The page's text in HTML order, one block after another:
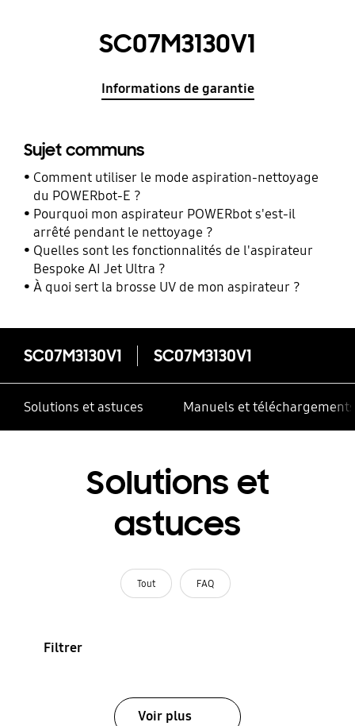
SC07M3130V1
Informations de garantie
Sujet communs
Comment utiliser le mode aspiration-nettoyage
du POWERbot-E ?
Pourquoi mon aspirateur POWERbot s'est-il
arrêté pendant le nettoyage ?
Quelles sont les fonctionnalités de l'aspirateur
Bespoke AI Jet Ultra ?
À quoi sert la brosse UV de mon aspirateur ?
SC07M3130V1 SC07M3130V1
Solutions et astuces Manuels et téléchargements
Solutions et
astuces
Tout FAQ
Filtrer
Voir plus